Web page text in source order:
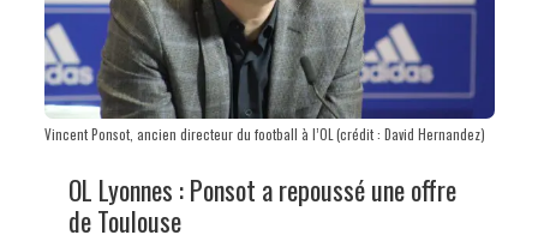
Vincent Ponsot, ancien directeur du football à l’OL (crédit : David Hernandez)
OL Lyonnes : Ponsot a repoussé une offre
de Toulouse